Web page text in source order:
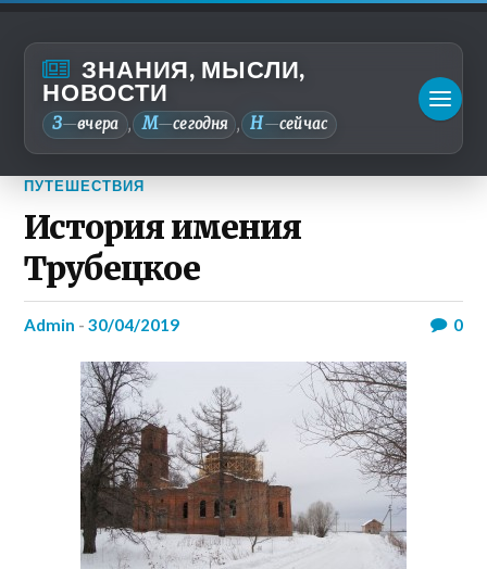
ЗНАНИЯ, МЫСЛИ,
НОВОСТИ
З—вчера , М—сегодня , Н—сейчас
ПУТЕШЕСТВИЯ
История имения
Трубецкое
admin -30/04/2019 0